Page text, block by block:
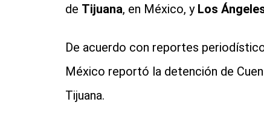
de Tijuana, en México, y Los
De acuerdo con reportes
México reportó la detención de
Tijuana.